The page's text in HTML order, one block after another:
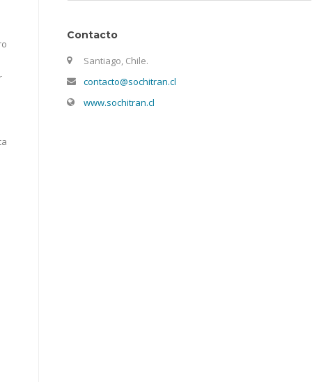
Contacto
Santiago, Chile.
contacto@sochitran.cl
www.sochitran.cl